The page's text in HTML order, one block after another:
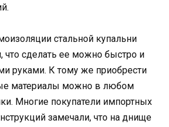
стальной купальни
что сделать ее можно быстро и
руками. К тому же приобрести
материалы можно в любом
Многие покупатели импортных
замечали, что на днище